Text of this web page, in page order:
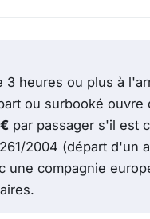
3 heures ou plus à
ou surbooké ouvre
par passager s'il est
2004 (départ d'un
une compagnie